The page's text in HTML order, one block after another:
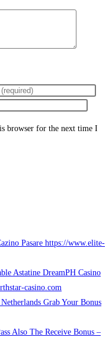
browser for the next time I
Pasare https://www.elite-
Astatine DreamPH Casino
casino.com
Grab Your Bonus
Also The Receive Bonus –